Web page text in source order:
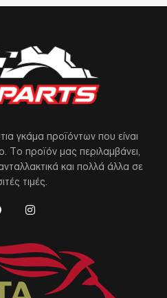
γκάμα προϊόντων που είναι
Το προϊόν μας περιλαμβάνει,
και πολλά άλλα σε
τιμές.